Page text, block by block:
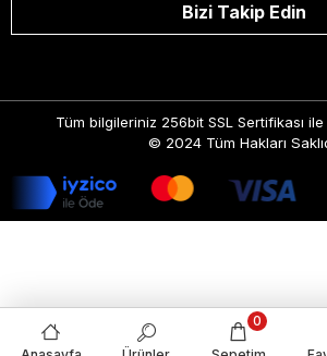
Bizi Takip Edin
Tüm bilgileriniz 256bit SSL Sertifikası ile
© 2024 Tüm Hakları
0